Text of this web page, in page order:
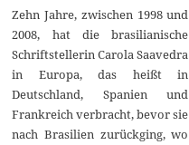
Zehn Jahre, zwischen 1998 und
2008, hat die brasilianische
Schriftstellerin Carola Saavedra
in Europa, das heißt in
Deutschland, Spanien und
Frankreich verbracht, bevor sie
nach Brasilien zurückging, wo